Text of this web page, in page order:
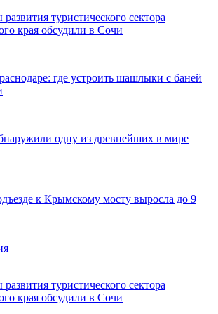
туристического сектора
края обсудили в Сочи
где устроить шашлыки с баней
одну из древнейших в мире
к Крымскому мосту выросла до 9
туристического сектора
края обсудили в Сочи